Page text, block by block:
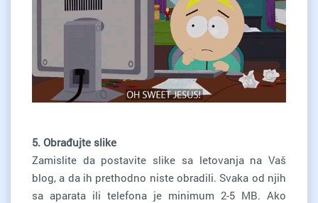
5. Obrađujte slike
Zamislite da postavite slike sa letovanja na Vaš
blog, a da ih prethodno niste obradili. Svaka od njih
sa aparata ili telefona je minimum 2-5 MB. Ako